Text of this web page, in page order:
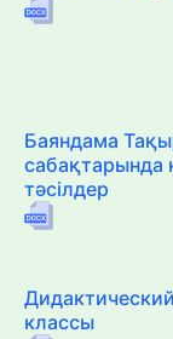
Баяндама
сабақтарында
тәсілдер
классы